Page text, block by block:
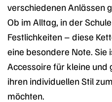
verschiedenen Anlässen
Ob im Alltag, in der
Festlichkeiten – diese
eine besondere Note. Sie
Accessoire für kleine und
ihren individuellen Stil
möchten.